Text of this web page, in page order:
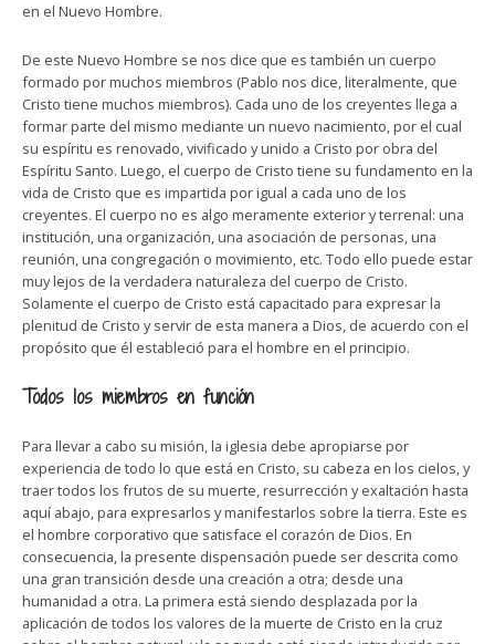
en el Nuevo Hombre.
De este Nuevo Hombre se nos dice que es también un cuerpo
formado por muchos miembros (Pablo nos dice, literalmente, que
Cristo tiene muchos miembros). Cada uno de los creyentes llega a
formar parte del mismo mediante un nuevo nacimiento, por el cual
su espíritu es renovado, vivificado y unido a Cristo por obra del
Espíritu Santo. Luego, el cuerpo de Cristo tiene su fundamento en la
vida de Cristo que es impartida por igual a cada uno de los
creyentes. El cuerpo no es algo meramente exterior y terrenal: una
institución, una organización, una asociación de personas, una
reunión, una congregación o movimiento, etc. Todo ello puede estar
muy lejos de la verdadera naturaleza del cuerpo de Cristo.
Solamente el cuerpo de Cristo está capacitado para expresar la
plenitud de Cristo y servir de esta manera a Dios, de acuerdo con el
propósito que él estableció para el hombre en el principio.
Todos los miembros en función
Para llevar a cabo su misión, la iglesia debe apropiarse por
experiencia de todo lo que está en Cristo, su cabeza en los cielos, y
traer todos los frutos de su muerte, resurrección y exaltación hasta
aquí abajo, para expresarlos y manifestarlos sobre la tierra. Este es
el hombre corporativo que satisface el corazón de Dios. En
consecuencia, la presente dispensación puede ser descrita como
una gran transición desde una creación a otra; desde una
humanidad a otra. La primera está siendo desplazada por la
aplicación de todos los valores de la muerte de Cristo en la cruz